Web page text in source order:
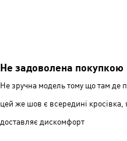
Не задоволена покупкою
Не зручна модель тому що там де
цей же шов є всередині кросівка,
доставляє дискомфорт